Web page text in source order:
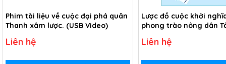
Phim tài liệu về cuộc đại phá quân
Thanh xâm lược. (USB Video)
Liên hệ
Lược đồ cuộc khởi
phong trào nông dân
Liên hệ